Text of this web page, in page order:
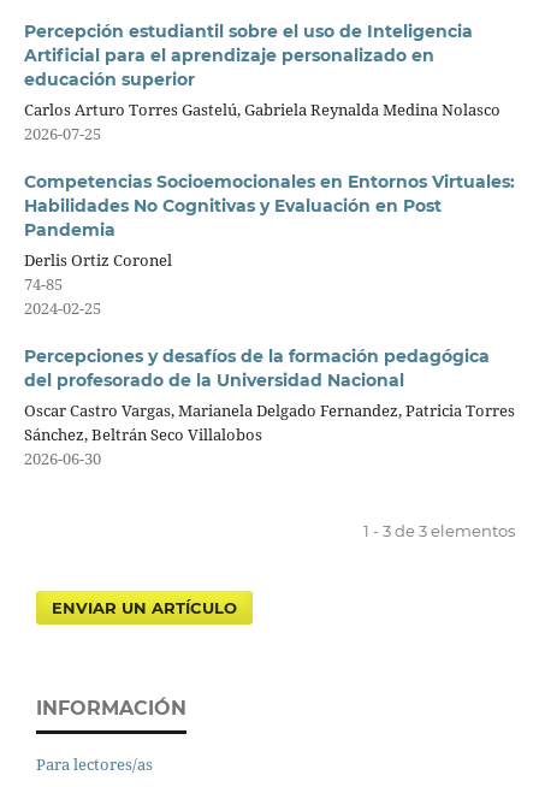
Percepción estudiantil sobre el uso de Inteligencia
Artificial para el aprendizaje personalizado en
educación superior
Carlos Arturo Torres Gastelú, Gabriela Reynalda Medina Nolasco
2026-07-25
Competencias Socioemocionales en Entornos Virtuales:
Habilidades No Cognitivas y Evaluación en Post
Pandemia
Derlis Ortiz Coronel
74-85
2024-02-25
Percepciones y desafíos de la formación pedagógica
del profesorado de la Universidad Nacional
Oscar Castro Vargas, Marianela Delgado Fernandez, Patricia Torres
Sánchez, Beltrán Seco Villalobos
2026-06-30
1 - 3 de 3 elementos
ENVIAR UN ARTÍCULO
INFORMACIÓN
Para lectores/as